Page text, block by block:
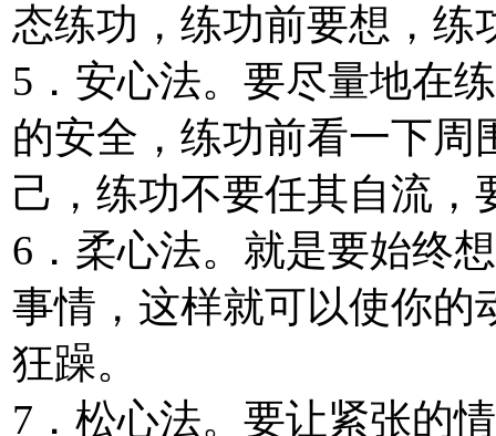
态练功，练功前要想，练
5．安心法。要尽量地在
的安全，练功前看一下周
己，练功不要任其自流，
6．柔心法。就是要始终
事情，这样就可以使你的
狂躁。
7．松心法。要让紧张的